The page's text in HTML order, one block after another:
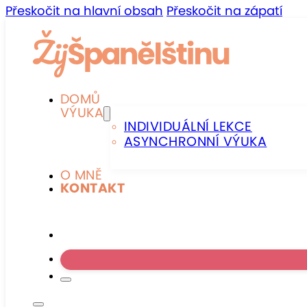
Přeskočit na hlavní obsah Přeskočit na zápatí
DOMŮ
VÝUKA
INDIVIDUÁLNÍ LEKCE
ASYNCHRONNÍ VÝUKA
O MNĚ
KONTAKT